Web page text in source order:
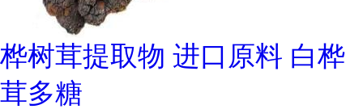
桦树茸提取物 进口原料 白桦
茸多糖